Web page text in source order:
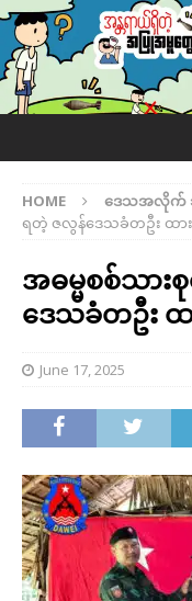
HOME ဒေသအလိုက်
ရတဲ့ ဇလွန်ဒေသခံတဦး ထာ
အဓမ္မစစ်သာ
ဒေသခံတဦး
June 17, 2025